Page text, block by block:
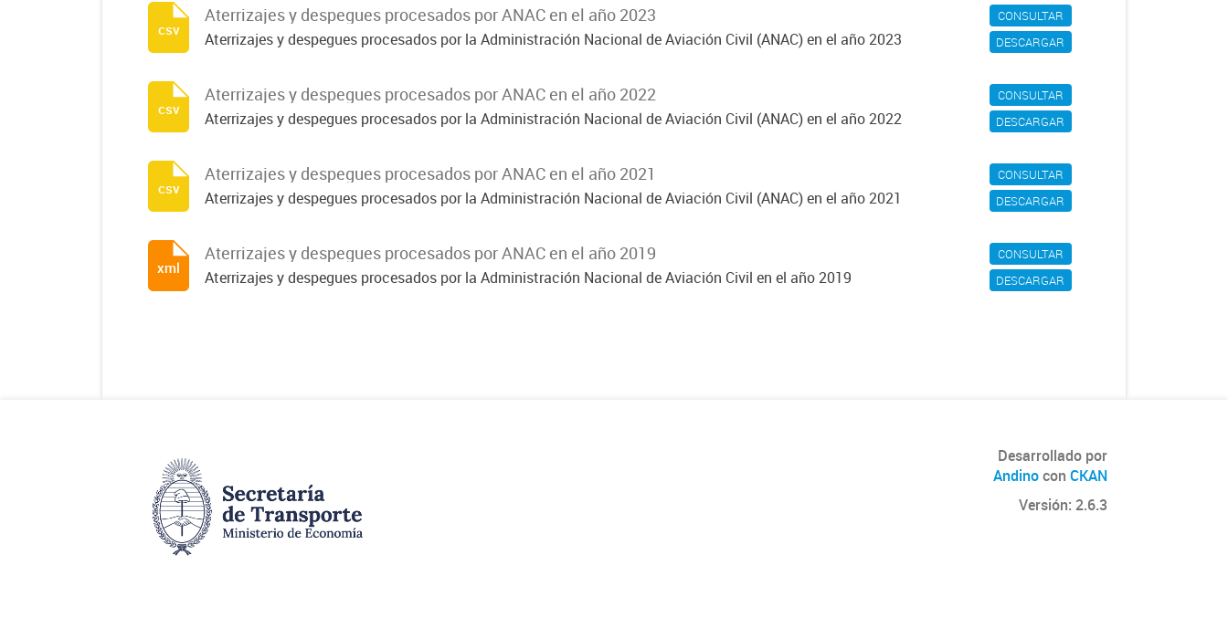
CONSULTAR
DESCARGAR
Aterrizajes y despegues procesados por ANAC en el año 2023
Aterrizajes y despegues procesados por la Administración Nacional de Aviación Civil (ANAC) en el año 2023
csv
CONSULTAR
DESCARGAR
Aterrizajes y despegues procesados por ANAC en el año 2022
Aterrizajes y despegues procesados por la Administración Nacional de Aviación Civil (ANAC) en el año 2022
csv
CONSULTAR
DESCARGAR
Aterrizajes y despegues procesados por ANAC en el año 2021
Aterrizajes y despegues procesados por la Administración Nacional de Aviación Civil (ANAC) en el año 2021
csv
CONSULTAR
DESCARGAR
Aterrizajes y despegues procesados por ANAC en el año 2019
Aterrizajes y despegues procesados por la Administración Nacional de Aviación Civil en el año 2019
xml
Desarrollado por
Andinocon CKAN
Versión: 2.6.3